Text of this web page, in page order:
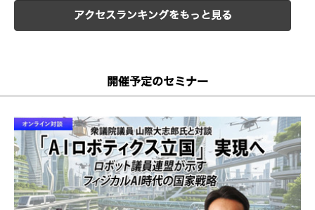
アクセスランキングをもっと見る
開催予定のセミナー